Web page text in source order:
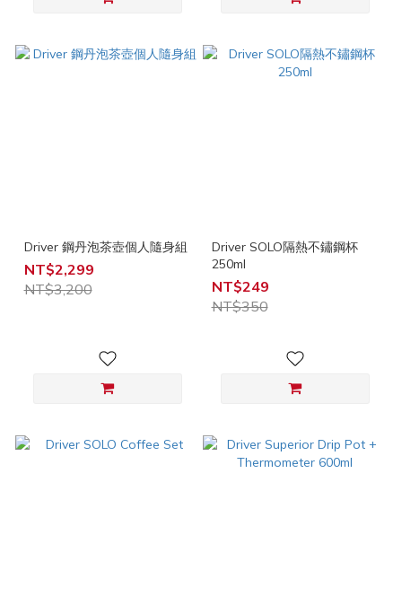
Driver 鋼丹泡茶壺個人隨身組
NT$2,299
NT$3,200
Driver SOLO隔熱不鏽鋼杯
250ml
NT$249
NT$350